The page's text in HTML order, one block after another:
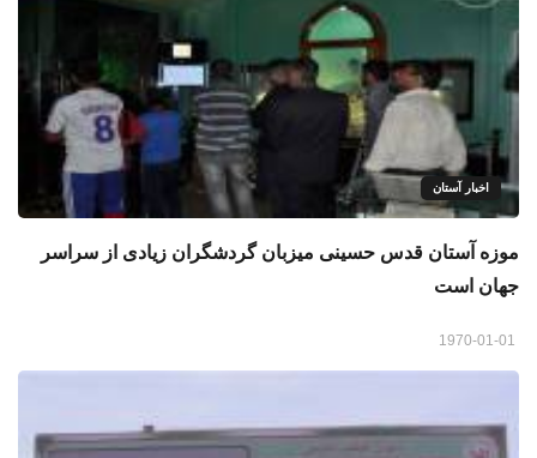
اخبار آستان
موزه آستان قدس حسینی میزبان گردشگران زیادی از سراسر
جهان است